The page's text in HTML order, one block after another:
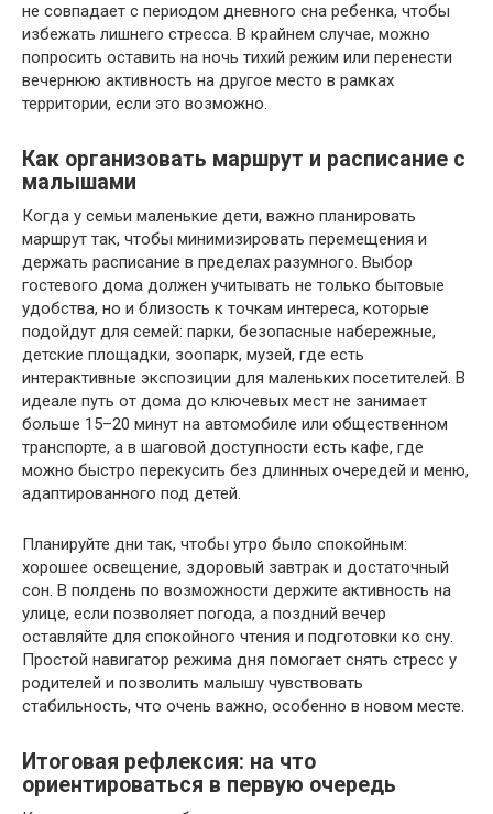
не совпадает с периодом дневного сна ребенка, чтобы
избежать лишнего стресса. В крайнем случае, можно
попросить оставить на ночь тихий режим или перенести
вечернюю активность на другое место в рамках
территории, если это возможно.
Как организовать маршрут и расписание с
малышами
Когда у семьи маленькие дети, важно планировать
маршрут так, чтобы минимизировать перемещения и
держать расписание в пределах разумного. Выбор
гостевого дома должен учитывать не только бытовые
удобства, но и близость к точкам интереса, которые
подойдут для семей: парки, безопасные набережные,
детские площадки, зоопарк, музей, где есть
интерактивные экспозиции для маленьких посетителей. В
идеале путь от дома до ключевых мест не занимает
больше 15–20 минут на автомобиле или общественном
транспорте, а в шаговой доступности есть кафе, где
можно быстро перекусить без длинных очередей и меню,
адаптированного под детей.
Планируйте дни так, чтобы утро было спокойным:
хорошее освещение, здоровый завтрак и достаточный
сон. В полдень по возможности держите активность на
улице, если позволяет погода, а поздний вечер
оставляйте для спокойного чтения и подготовки ко сну.
Простой навигатор режима дня помогает снять стресс у
родителей и позволить малышу чувствовать
стабильность, что очень важно, особенно в новом месте.
Итоговая рефлексия: на что
ориентироваться в первую очередь